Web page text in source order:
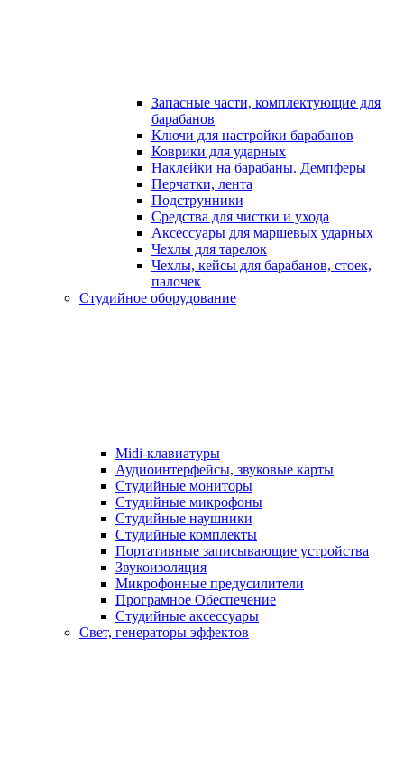
Запасные части, комплектующие для
барабанов
Ключи для настройки барабанов
Коврики для ударных
Наклейки на барабаны. Демпферы
Перчатки, лента
Подструнники
Средства для чистки и ухода
Аксессуары для маршевых ударных
Чехлы для тарелок
Чехлы, кейсы для барабанов, стоек,
палочек
Студийное оборудование
Midi-клавиатуры
Аудиоинтерфейсы, звуковые карты
Студийные мониторы
Студийные микрофоны
Студийные наушники
Студийные комплекты
Портативные записывающие устройства
Звукоизоляция
Микрофонные предусилители
Програмное Обеспечение
Студийные аксессуары
Свет, генераторы эффектов